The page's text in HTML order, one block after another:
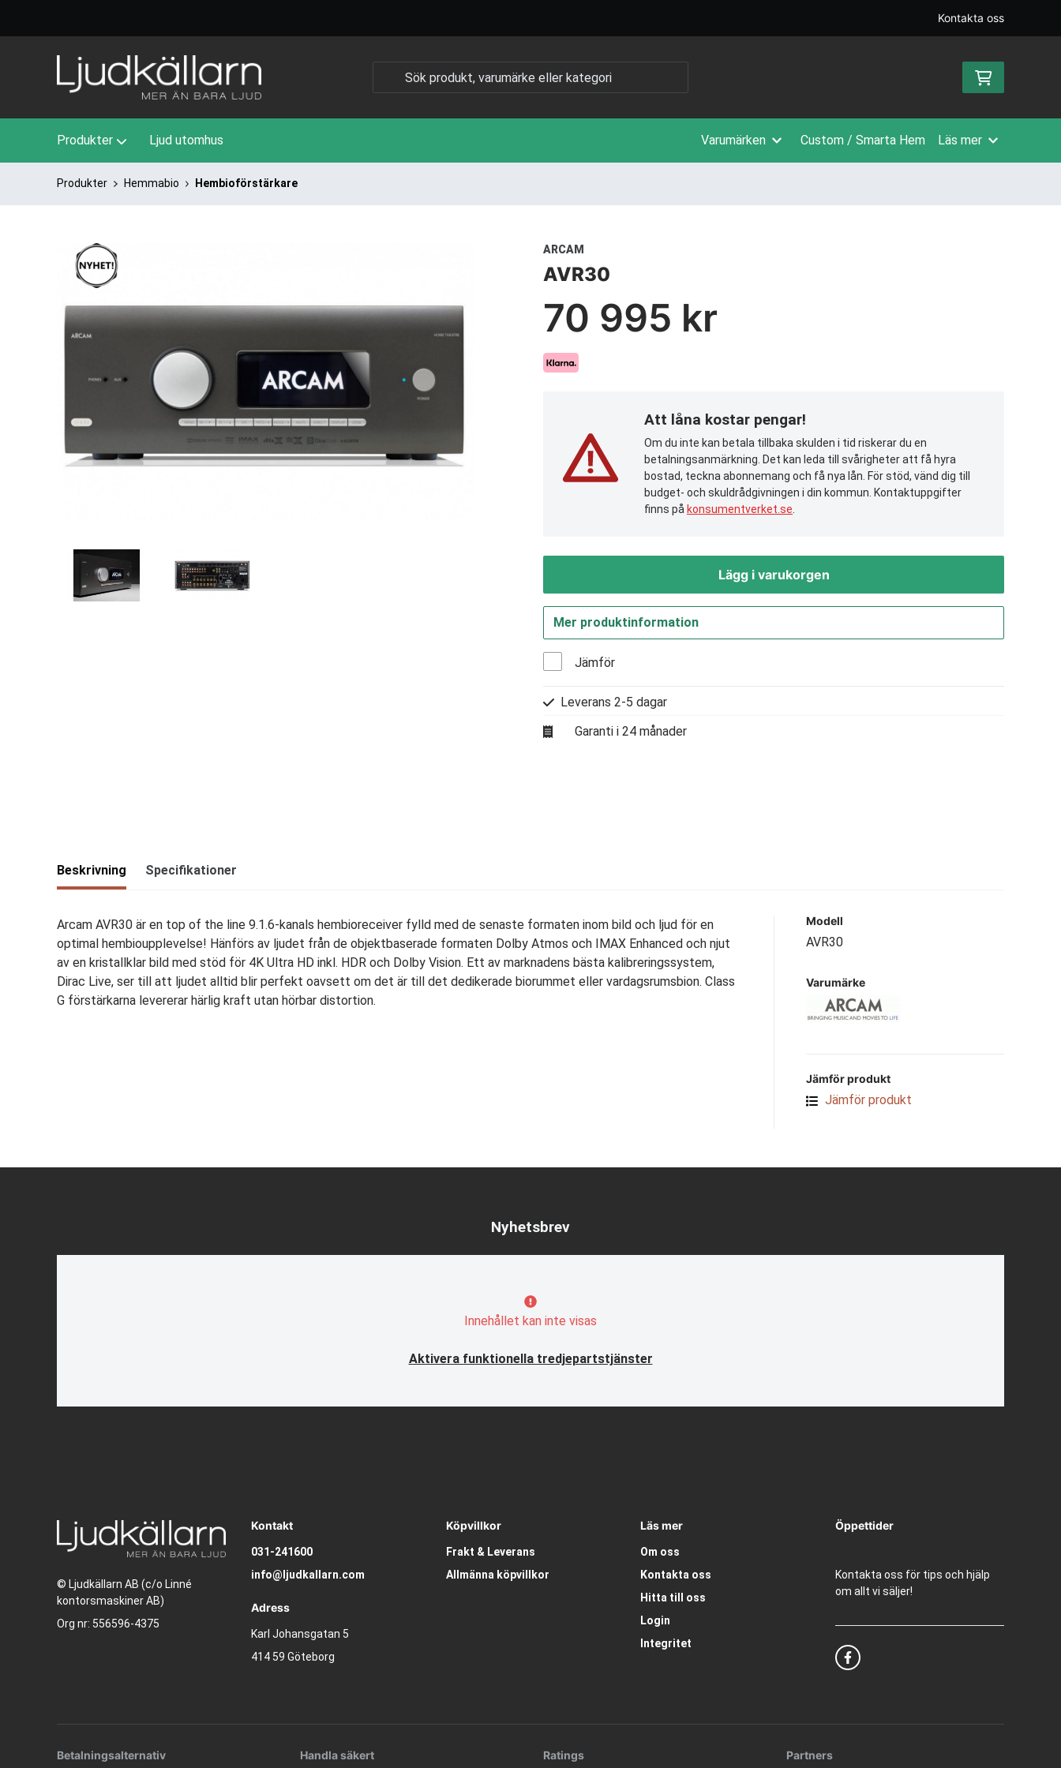
Kontakta oss
Produkter Ljud utomhus Varumärken Custom / Smarta Hem Läs mer
Produkter Hemmabio Hembioförstärkare
ARCAM
AVR30
70 995 kr
Att låna kostar pengar!
Om du inte kan betala tillbaka skulden i tid riskerar du en
betalningsanmärkning. Det kan leda till svårigheter att få hyra
bostad, teckna abonnemang och få nya lån. För stöd, vänd dig till
budget- och skuldrådgivningen i din kommun. Kontaktuppgifter
finns på konsumentverket.se
Lägg i varukorgen
Mer produktinformation
Jämför
Leverans 2-5 dagar
Garanti i 24 månader
Beskrivning Specifikationer
Arcam AVR30 är en top of the line 9.1.6-kanals hembioreceiver fylld med de senaste formaten inom bild och ljud för en
optimal hembioupplevelse! Hänförs av ljudet från de objektbaserade formaten Dolby Atmos och IMAX Enhanced och njut
av en kristallklar bild med stöd för 4K Ultra HD inkl. HDR och Dolby Vision. Ett av marknadens bästa kalibreringssystem,
Dirac Live, ser till att ljudet alltid blir perfekt oavsett om det är till det dedikerade biorummet eller vardagsrumsbion. Class
G förstärkarna levererar härlig kraft utan hörbar distortion.
Modell
AVR30
Varumärke
Jämför produkt
Jämför produkt
Nyhetsbrev
Innehållet kan inte visas
Aktivera funktionella tredjepartstjänster
© Ljudkällarn AB (c/o Linné
kontorsmaskiner AB)
Org nr: 556596-4375
Kontakt
031-241600
info@ljudkallarn.com
Adress
Karl Johansgatan 5
414 59 Göteborg
Köpvillkor
Frakt & Leverans
Allmänna köpvillkor
Läs mer
Om oss
Kontakta oss
Hitta till oss
Login
Integritet
Öppettider
Kontakta oss för tips och hjälp
om allt vi säljer!
Betalningsalternativ Handla säkert Ratings Partners